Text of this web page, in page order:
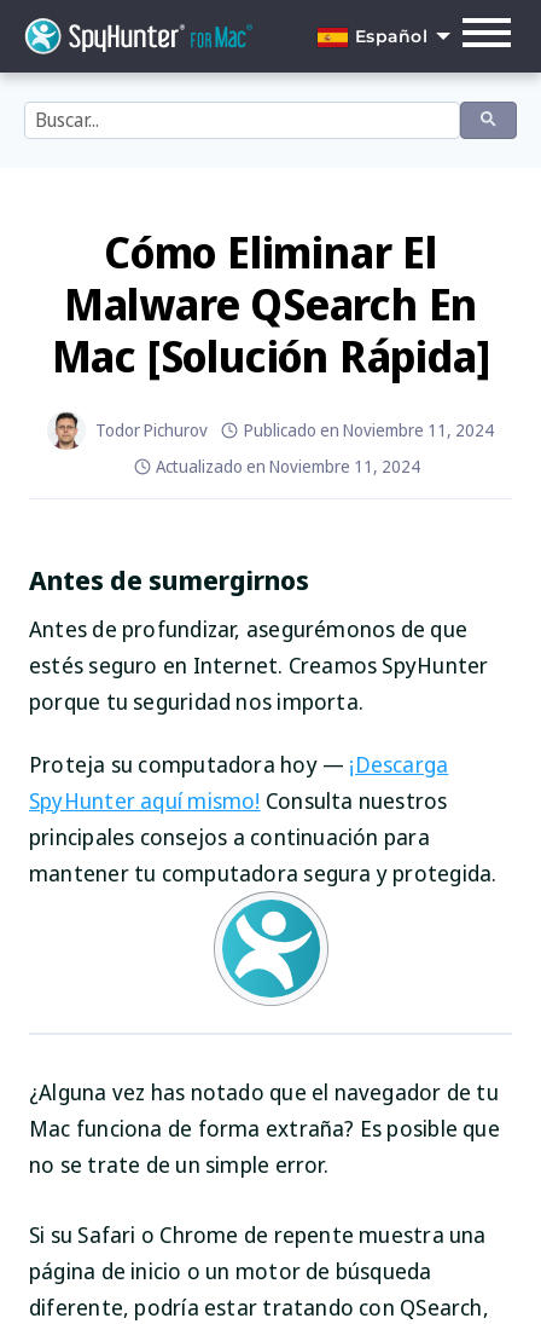
content
Español
English
Français
Italiano
Nederlands
Norsk
Português
Cómo Eliminar El
Malware QSearch En
Mac [Solución Rápida]
Todor Pichurov Publicado en Noviembre 11, 2024
Actualizado en Noviembre 11, 2024
Antes de sumergirnos
Antes de profundizar, asegurémonos de que
estés seguro en Internet. Creamos SpyHunter
porque tu seguridad nos importa.
Proteja su computadora hoy — ¡Descarga
SpyHunter aquí mismo! Consulta nuestros
principales consejos a continuación para
mantener tu computadora segura y protegida.
¿Alguna vez has notado que el navegador de tu
Mac funciona de forma extraña? Es posible que
no se trate de un simple error.
Si su Safari o Chrome de repente muestra una
página de inicio o un motor de búsqueda
diferente, podría estar tratando con QSearch,